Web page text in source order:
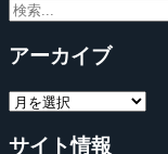
アーカイブ
サイト情報